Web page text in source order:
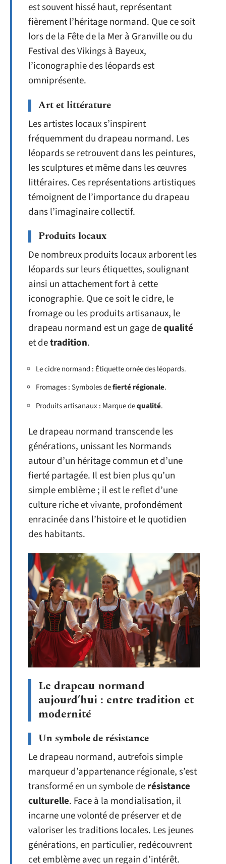
est souvent hissé haut, représentant
fièrement l’héritage normand. Que ce soit
lors de la Fête de la Mer à Granville ou du
Festival des Vikings à Bayeux,
l’iconographie des léopards est
omniprésente.
Art et littérature
Les artistes locaux s’inspirent
fréquemment du drapeau normand. Les
léopards se retrouvent dans les peintures,
les sculptures et même dans les œuvres
littéraires. Ces représentations artistiques
témoignent de l’importance du drapeau
dans l’imaginaire collectif.
Produits locaux
De nombreux produits locaux arborent les
léopards sur leurs étiquettes, soulignant
ainsi un attachement fort à cette
iconographie. Que ce soit le cidre, le
fromage ou les produits artisanaux, le
drapeau normand est un gage dequalité
et detradition.
Le cidre normand : Étiquette ornée des léopards.
Fromages : Symboles defierté régionale.
Produits artisanaux : Marque dequalité.
Le drapeau normand transcende les
générations, unissant les Normands
autour d’un héritage commun et d’une
fierté partagée. Il est bien plus qu’un
simple emblème ; il est le reflet d’une
culture riche et vivante, profondément
enracinée dans l’histoire et le quotidien
des habitants.
Le drapeau normand
aujourd’hui : entre tradition et
modernité
Un symbole de résistance
Le drapeau normand, autrefois simple
marqueur d’appartenance régionale, s’est
transformé en un symbole derésistance
culturelle. Face à la mondialisation, il
incarne une volonté de préserver et de
valoriser les traditions locales. Les jeunes
générations, en particulier, redécouvrent
cet emblème avec un regain d’intérêt.